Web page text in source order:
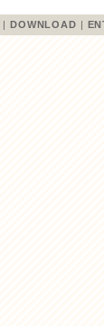
| DOWNLOAD |